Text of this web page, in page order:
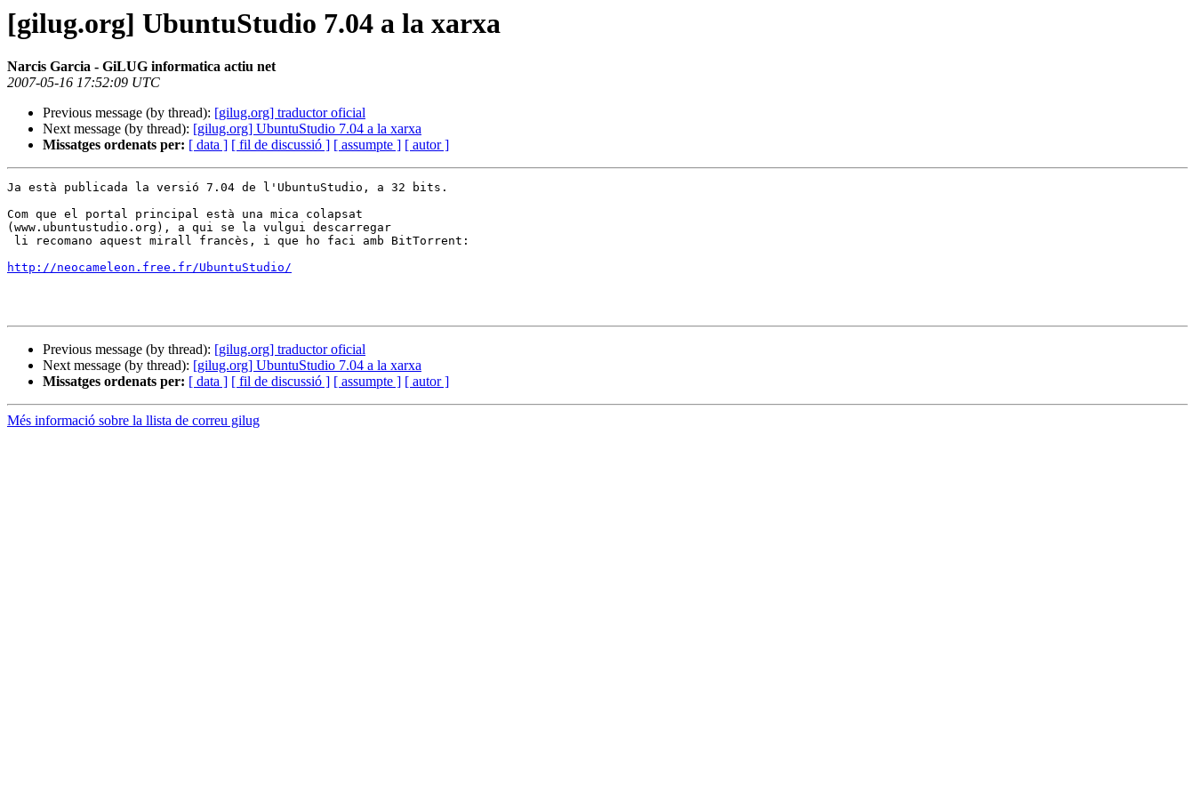
[gilug.org] UbuntuStudio 7.04 a la xarxa
Narcis Garcia - GiLUG informatica actiu net
2007-05-16 17:52:09 UTC
Previous message (by thread): [gilug.org] traductor oficial
Next message (by thread): [gilug.org] UbuntuStudio 7.04 a la xarxa
Missatges ordenats per: [ data ] [ fil de discussió ] [ assumpte ] [ autor ]
Ja està publicada la versió 7.04 de l'UbuntuStudio, a 32 bits.
Com que el portal principal està una mica colapsat
(www.ubuntustudio.org), a qui se la vulgui descarregar
http://neocameleon.free.fr/UbuntuStudio/
Previous message (by thread): [gilug.org] traductor oficial
Next message (by thread): [gilug.org] UbuntuStudio 7.04 a la xarxa
Missatges ordenats per: [ data ] [ fil de discussió ] [ assumpte ] [ autor ]
Més informació sobre la llista de correu gilug